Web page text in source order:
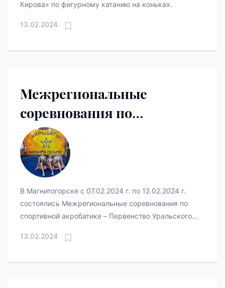
Кирова» по фигурному катанию на коньках.
13.02.2024
Межрегиональные
соревнования по
спортивной акробатике
В Магнитогорске с 07.02.2024 г. по 12.02.2024 г.
состоялись Межрегиональные соревнования по
спортивной акробатике – Первенство Уральского
13.02.2024